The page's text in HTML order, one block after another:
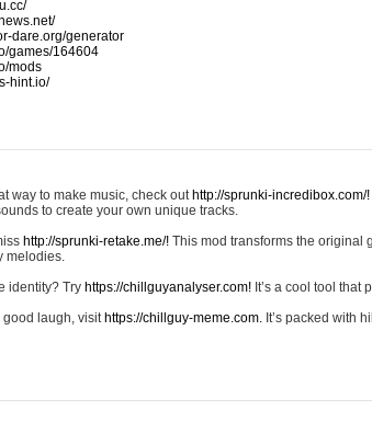
dare.org/generator
games/164604
mods
hint.io/
way to make music, check out http://sprunki-incredibox.com/!
to create your own unique tracks.
http://sprunki-retake.me/! This mod transforms the original
melodies.
identity? Try https://chillguyanalyser.com! It’s a cool tool that
good laugh, visit https://chillguy-meme.com. It’s packed with